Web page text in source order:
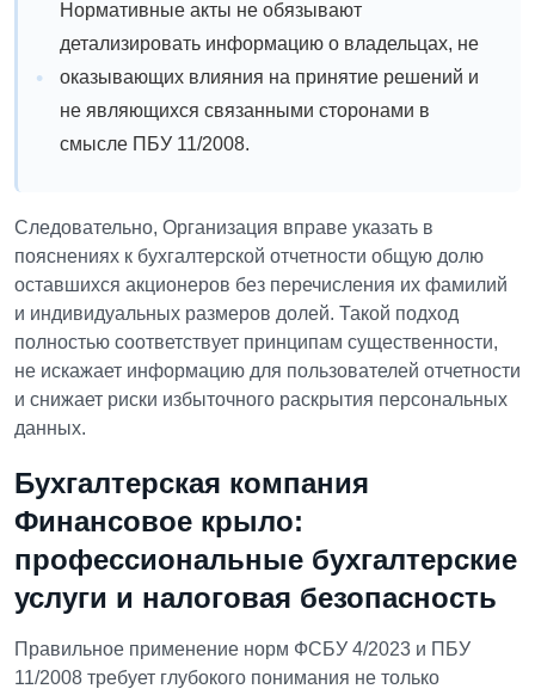
Нормативные акты не обязывают
детализировать информацию о владельцах, не
оказывающих влияния на принятие решений и
не являющихся связанными сторонами в
смысле ПБУ 11/2008.
Следовательно, Организация вправе указать в
пояснениях к бухгалтерской отчетности общую долю
оставшихся акционеров без перечисления их фамилий
и индивидуальных размеров долей. Такой подход
полностью соответствует принципам существенности,
не искажает информацию для пользователей отчетности
и снижает риски избыточного раскрытия персональных
данных.
Бухгалтерская компания
Финансовое крыло:
профессиональные бухгалтерские
услуги и налоговая безопасность
Правильное применение норм ФСБУ 4/2023 и ПБУ
11/2008 требует глубокого понимания не только